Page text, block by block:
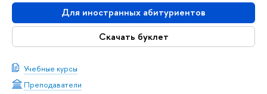
Для иностранных абитуриентов
Скачать буклет
Учебные курсы
Преподаватели